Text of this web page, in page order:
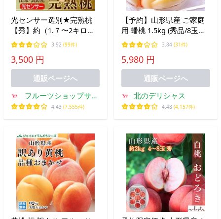
光センサー選別★完熟桃
【秀】約（1.７〜2キロ）
中玉【送料無料】 もも モ
モ ピーチ フルーツ 果物
旬 くだもの 食品 おやつ
果実
3.92 (99件)
3,500 円
通販ページへ
フルーツショップサニ
ー
4.43 (7,555件)
【予約】山形県産 ご家庭
用 蟠桃 1.5kg (秀品/8玉〜
15玉入り/冷蔵便) 数量限定
ばんとう 蟠桃 もも 桃 ギ
フト 贈り物 ご家庭用 果物
フルーツ 爆買 お取り寄せ
3.84 (31件)
5,980 円
通販ページへ
北のデリシャス
4.48 (4,157件)